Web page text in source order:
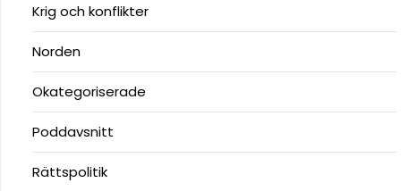
Krig och konflikter
Norden
Okategoriserade
Poddavsnitt
Rättspolitik